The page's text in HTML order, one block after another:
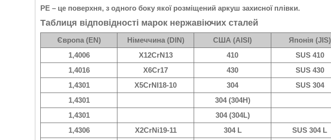
РЕ – це поверхня, з одного боку якої розміщений аркуш захисної плівки.
Таблиця відповідності марок нержавіючих сталей
Європа (EN) Німеччина (DIN) США (AISI) Японія (JIS)
1,4006
X12CrN13 410 SUS 410
1,4016
X6Cr17 430 SUS 430
1,4301
X5CrNI18-10 304 SUS 304
1,4301
304 (304H)
1,4301
304 (304L)
1,4306
X2CrNi19-11 304 L SUS 304 L